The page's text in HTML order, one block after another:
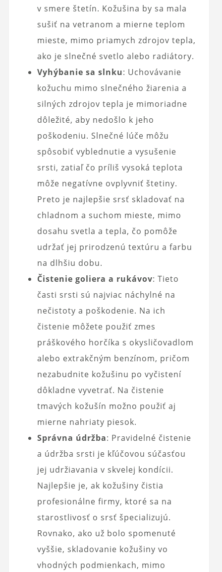
v smere štetín. Kožušina by sa mala
sušiť na vetranom a mierne teplom
mieste, mimo priamych zdrojov tepla,
ako je slnečné svetlo alebo radiátory.
Vyhýbanie sa slnku: Uchovávanie
kožuchu mimo slnečného žiarenia a
silných zdrojov tepla je mimoriadne
dôležité, aby nedošlo k jeho
poškodeniu. Slnečné lúče môžu
spôsobiť vyblednutie a vysušenie
srsti, zatiaľ čo príliš vysoká teplota
môže negatívne ovplyvniť štetiny.
Preto je najlepšie srsť skladovať na
chladnom a suchom mieste, mimo
dosahu svetla a tepla, čo pomôže
udržať jej prirodzenú textúru a farbu
na dlhšiu dobu.
Čistenie goliera a rukávov: Tieto
časti srsti sú najviac náchylné na
nečistoty a poškodenie. Na ich
čistenie môžete použiť zmes
práškového horčíka s okysličovadlom
alebo extrakčným benzínom, pričom
nezabudnite kožušinu po vyčistení
dôkladne vyvetrať. Na čistenie
tmavých kožušín možno použiť aj
mierne nahriaty piesok.
Správna údržba: Pravidelné čistenie
a údržba srsti je kľúčovou súčasťou
jej udržiavania v skvelej kondícii.
Najlepšie je, ak kožušiny čistia
profesionálne firmy, ktoré sa na
starostlivosť o srsť špecializujú.
Rovnako, ako už bolo spomenuté
vyššie, skladovanie kožušiny vo
vhodných podmienkach, mimo